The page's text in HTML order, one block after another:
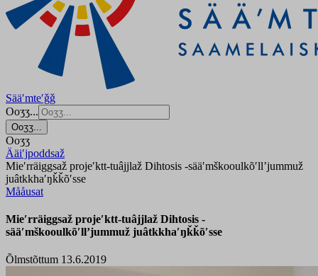
Sääʹmteʹǧǧ
Ooʒʒ...
Ooʒʒ...
Ooʒʒ
Ääiʹjpoddsaž
Mieʹrräiggsaž projeʹktt-tuâjjlaž Dihtosis -sääʹmškooulkõʹllʼjummuž
juâtkkhaʹŋǩǩõʹsse
Mååusat
Mieʹrräiggsaž projeʹktt-tuâjjlaž Dihtosis -
sääʹmškooulkõʹllʼjummuž juâtkkhaʹŋǩǩõʹsse
Õlmstõttum 13.6.2019